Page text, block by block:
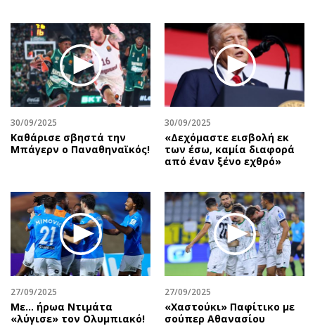
30/09/2025
Καθάρισε σβηστά την
Μπάγερν ο Παναθηναϊκός!
30/09/2025
«Δεχόμαστε εισβολή εκ
των έσω, καμία διαφορά
από έναν ξένο εχθρό»
27/09/2025
Με… ήρωα Ντιμάτα
«λύγισε» τον Ολυμπιακό!
27/09/2025
«Χαστούκι» Παφίτικο με
σούπερ Αθανασίου